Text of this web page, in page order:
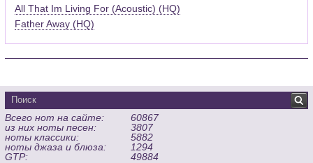
All That Im Living For (Acoustic) (HQ)
Father Away (HQ)
Всего нот на сайте:
60867
из них ноты песен:
3807
ноты классики:
5882
ноты джаза и блюза:
1294
GTP:
49884